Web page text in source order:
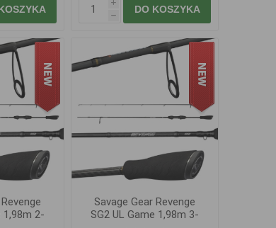
i
h
DO KOSZYKA
1,98m 2-
Savage Gear Revenge
SG2 UL Game 1,98m 3-